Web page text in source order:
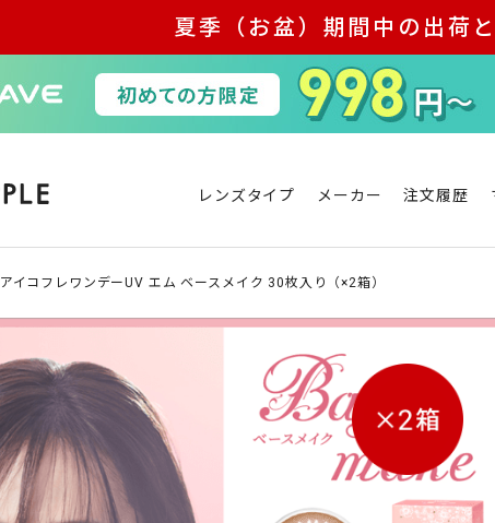
夏季（お盆）期間中の出荷
レンズタイプ メーカー 注文履歴
アイコフレワンデーUV エム ベースメイク 30枚入り（×2箱）